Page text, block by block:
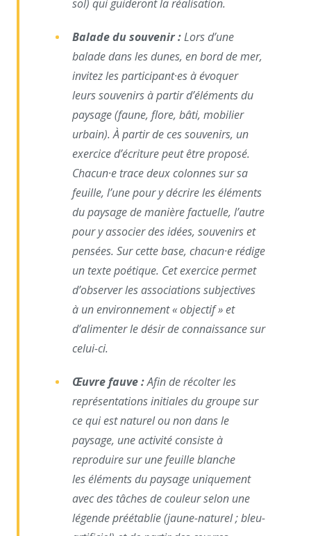
sol) qui guideront la réalisation.
Balade du souvenir :Lors d’une
balade dans les dunes, enbord de mer,
invitez les participant·es à évoquer
leurssouvenirs à partir d’éléments du
paysage (faune, flore, bâti, mobilier
urbain). À partir de ces souvenirs, un
exerciced’écriture peut être proposé.
Chacun·e trace deux colonnessur sa
feuille, l’une pour y décrire les éléments
du paysage demanière factuelle, l’autre
pour y associer des idées, souvenirset
pensées. Sur cette base, chacun·e rédige
un texte poétique. Cet exercice permet
d’observer les associations subjectives
à un environnement « objectif » et
d’alimenter le désir deconnaissance sur
celui-ci.
Œuvre fauve :Afin de récolter les
représentations initialesdu groupe sur
ce qui est naturel ou non dans le
paysage, uneactivité consiste à
reproduire sur une feuille blanche
leséléments du paysage uniquement
avec des tâches de couleurselon une
légende préétablie (jaune-naturel ; bleu-